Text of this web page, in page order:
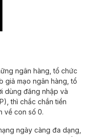
ngân hàng, tổ chức
giả mạo ngân hàng, tổ
dùng đăng nhập và
thì chắc chắn tiền
về con số 0.
ngày càng đa dạng,